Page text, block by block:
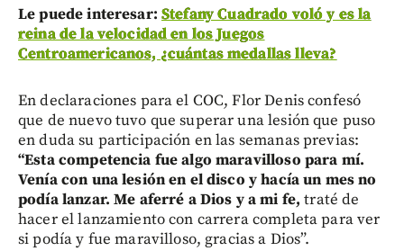
Le puede interesar: Stefany Cuadrado voló y es la
reina de la velocidad en los Juegos
Centroamericanos, ¿cuántas medallas lleva?
En declaraciones para el COC, Flor Denis confesó
que de nuevo tuvo que superar una lesión que puso
en duda su participación en las semanas previas:
“Esta competencia fue algo maravilloso para mí.
Venía con una lesión en el disco y hacía un mes no
podía lanzar. Me aferré a Dios y a mi fe, traté de
hacer el lanzamiento con carrera completa para ver
si podía y fue maravilloso, gracias a Dios”.